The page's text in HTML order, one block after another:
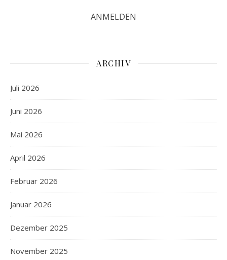
ARCHIV
Juli 2026
Juni 2026
Mai 2026
April 2026
Februar 2026
Januar 2026
Dezember 2025
November 2025